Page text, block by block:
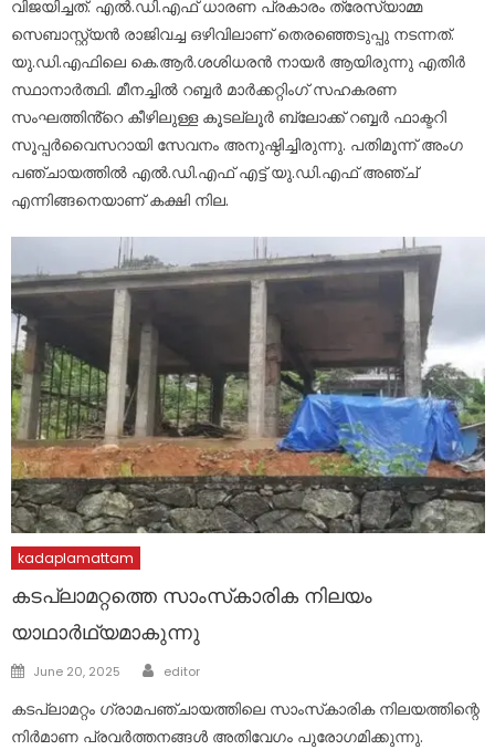
വിജയിച്ചത്. എൽ.ഡി.എഫ് ധാരണ പ്രകാരം ത്രേസ്യാമ്മ
സെബാസ്റ്റ്യൻ രാജിവച്ച ഒഴിവിലാണ് തെരഞ്ഞെടുപ്പു നടന്നത്.
യു.ഡി.എഫിലെ കെ.ആർ.ശശിധരൻ നായർ ആയിരുന്നു എതിർ
സ്ഥാനാർത്ഥി. മീനച്ചിൽ റബ്ബർ മാർക്കറ്റിംഗ് സഹകരണ
സംഘത്തിൻ്റെ കീഴിലുള്ള കൂടല്ലൂർ ബ്ലോക്ക് റബ്ബർ ഫാക്ടറി
സൂപ്പർവൈസറായി സേവനം അനുഷ്ഠിച്ചിരുന്നു. പതിമൂന്ന് അംഗ
പഞ്ചായത്തിൽ എൽ.ഡി.എഫ് എട്ട് യു.ഡി.എഫ് അഞ്ച്
എന്നിങ്ങനെയാണ് കക്ഷി നില.
kadaplamattam
കടപ്ലാമറ്റത്തെ സാംസ്‌കാരിക നിലയം
യാഥാർഥ്യമാകുന്നു
Posted
June 20, 2025 Author
editor
കടപ്ലാമറ്റം ഗ്രാമപഞ്ചായത്തിലെ സാംസ്‌കാരിക നിലയത്തിന്റെ
നിർമാണ പ്രവർത്തനങ്ങൾ അതിവേഗം പുരോഗമിക്കുന്നു.